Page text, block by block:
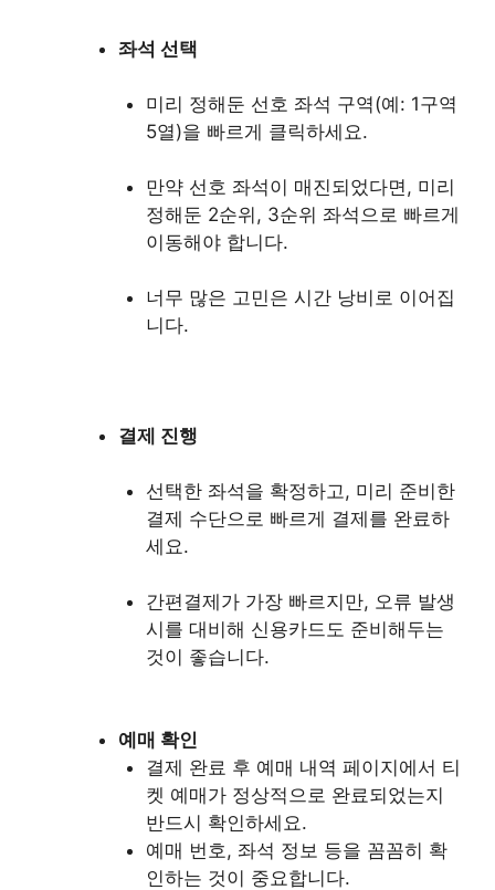
좌석 선택
미리 정해둔 선호 좌석 구역(예: 1구역
5열)을 빠르게 클릭하세요.
만약 선호 좌석이 매진되었다면, 미리
정해둔 2순위, 3순위 좌석으로 빠르게
이동해야 합니다.
너무 많은 고민은 시간 낭비로 이어집
니다.
결제 진행
선택한 좌석을 확정하고, 미리 준비한
결제 수단으로 빠르게 결제를 완료하
세요.
간편결제가 가장 빠르지만, 오류 발생
시를 대비해 신용카드도 준비해두는
것이 좋습니다.
예매 확인
결제 완료 후 예매 내역 페이지에서 티
켓 예매가 정상적으로 완료되었는지
반드시 확인하세요.
예매 번호, 좌석 정보 등을 꼼꼼히 확
인하는 것이 중요합니다.